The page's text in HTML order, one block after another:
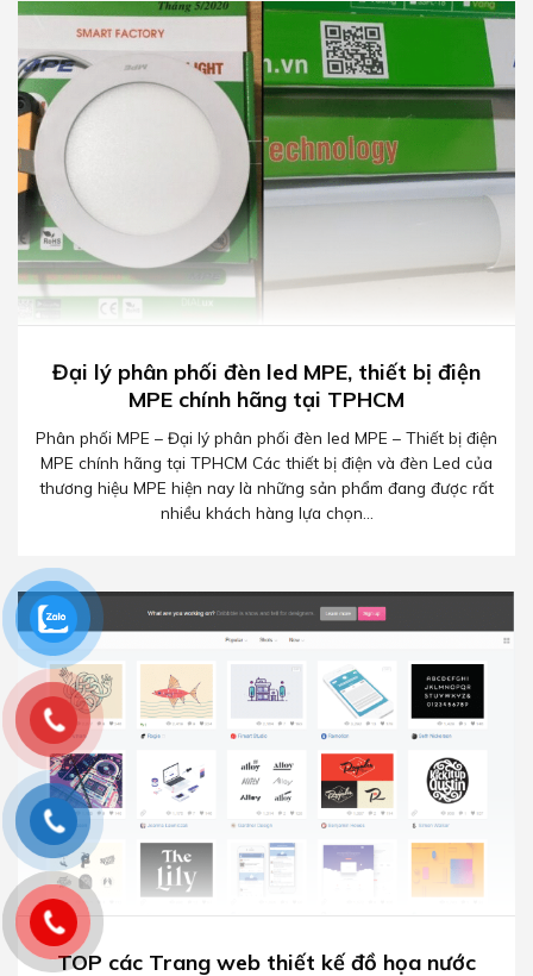
Đại lý phân phối đèn led MPE, thiết bị điện
MPE chính hãng tại TPHCM
Phân phối MPE – Đại lý phân phối đèn led MPE – Thiết bị điện
MPE chính hãng tại TPHCM Các thiết bị điện và đèn Led của
thương hiệu MPE hiện nay là những sản phẩm đang được rất
nhiều khách hàng lựa chọn...
TOP các Trang web thiết kế đồ họa nước